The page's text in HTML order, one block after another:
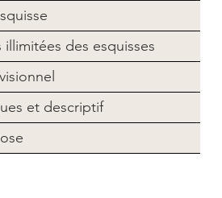
des esquisses
et descriptif